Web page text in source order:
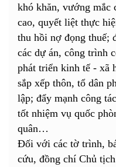
khó khăn, vướng mắc
cao, quyết liệt thực
thu hồi nợ đọng thuế;
các dự án, công trình
phát triển kinh tế - xã
sắp xếp thôn, tổ dân
lập; đẩy mạnh công
tốt nhiệm vụ quốc
quân…
Đối với các tờ trình,
cứu, đồng chí Chủ